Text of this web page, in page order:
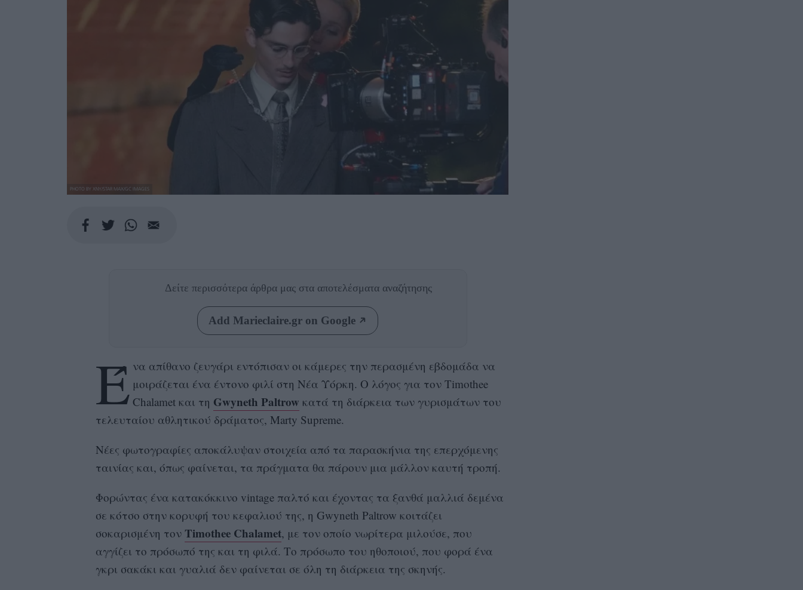
PHOTO BY XNY/STAR MAX/GC IMAGES
Δείτε περισσότερα άρθρα μας στα αποτελέσματα αναζήτησης
Add Marieclaire.gr on Google
Έ να απίθανο ζευγάρι εντόπισαν οι κάμερες την περασμένη εβδομάδα να
μοιράζεται ένα έντονο φιλί στη Νέα Υόρκη. Ο λόγος για τον Timothee
Chalamet και τη Gwyneth Paltrow κατά τη διάρκεια των γυρισμάτων του
τελευταίου αθλητικού δράματος, Marty Supreme.
Νέες φωτογραφίες αποκάλυψαν στοιχεία από τα παρασκήνια της επερχόμενης
ταινίας και, όπως φαίνεται, τα πράγματα θα πάρουν μια μάλλον καυτή τροπή.
Φορώντας ένα κατακόκκινο vintage παλτό και έχοντας τα ξανθά μαλλιά δεμένα
σε κότσο στην κορυφή του κεφαλιού της, η Gwyneth Paltrow κοιτάζει
σοκαρισμένη τον Timothee Chalamet, με τον οποίο νωρίτερα μιλούσε, που
αγγίζει το πρόσωπό της και τη φιλά. Το πρόσωπο του ηθοποιού, που φορά ένα
γκρι σακάκι και γυαλιά δεν φαίνεται σε όλη τη διάρκεια της σκηνής.